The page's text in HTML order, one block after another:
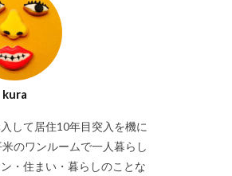
kura
して居住10年目突入を機に
のワンルームで一人暮らし
・住まい・暮らしのことな